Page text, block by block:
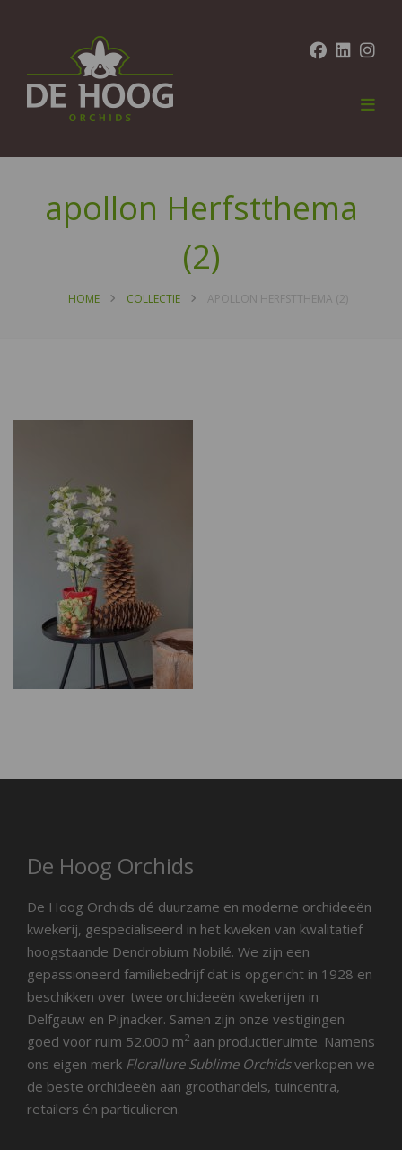
apollon Herfstthema
(2)
HOME COLLECTIE APOLLON HERFSTTHEMA (2)
De Hoog Orchids
De Hoog Orchids dé duurzame en moderne orchideeën
kwekerij, gespecialiseerd in het kweken van kwalitatief
hoogstaande Dendrobium Nobilé. We zijn een
gepassioneerd familiebedrijf dat is opgericht in 1928 en
beschikken over twee orchideeën kwekerijen in
Delfgauw en Pijnacker. Samen zijn onze vestigingen
goed voor ruim 52.000 m2 aan productieruimte. Namens
ons eigen merk Florallure Sublime Orchidsverkopen we
de beste orchideeën aan groothandels, tuincentra,
retailers én particulieren.